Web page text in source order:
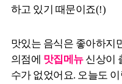
하고 있기 때문이죠(!)
맛있는 음식은 좋아하지
의점에 맛집메뉴신상이
수가 없었어요. 오늘도